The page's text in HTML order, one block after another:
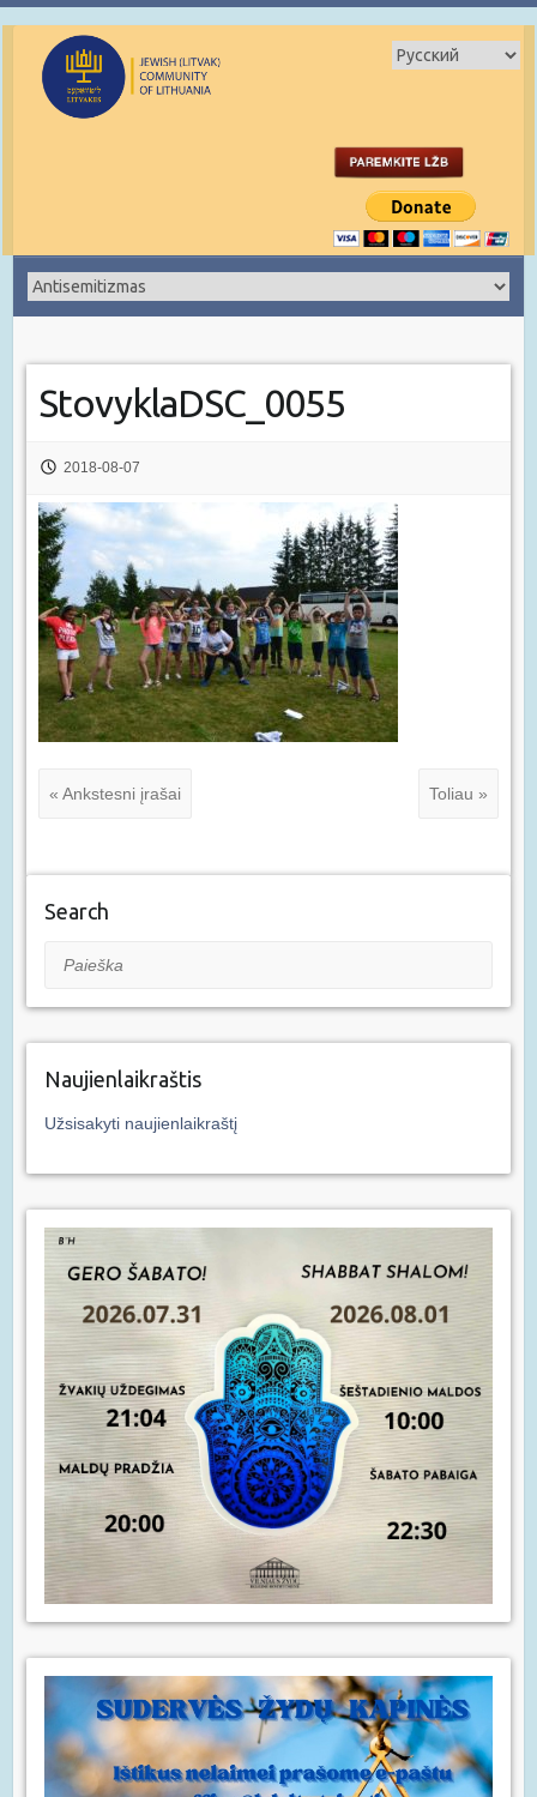
StovyklaDSC_0055
2018-08-07
« Ankstesni įrašai Toliau »
Search
Paieška
Naujienlaikraštis
Užsisakyti naujienlaikraštį